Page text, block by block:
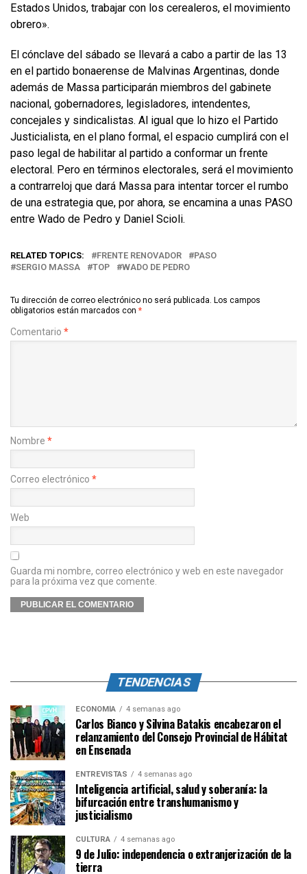
Estados Unidos, trabajar con los cerealeros, el movimiento
obrero».
El cónclave del sábado se llevará a cabo a partir de las 13
en el partido bonaerense de Malvinas Argentinas, donde
además de Massa participarán miembros del gabinete
nacional, gobernadores, legisladores, intendentes,
concejales y sindicalistas. Al igual que lo hizo el Partido
Justicialista, en el plano formal, el espacio cumplirá con el
paso legal de habilitar al partido a conformar un frente
electoral. Pero en términos electorales, será el movimiento
a contrarreloj que dará Massa para intentar torcer el rumbo
de una estrategia que, por ahora, se encamina a unas PASO
entre Wado de Pedro y Daniel Scioli.
RELATED TOPICS: FRENTE RENOVADOR
PASO
SERGIO MASSA
TOP WADO DE PEDRO
Tu dirección de correo electrónico no será publicada. Los campos
obligatorios están marcados con *
Comentario *
Nombre *
Correo electrónico *
Web
Guarda mi nombre, correo electrónico y web en este navegador
para la próxima vez que comente.
TENDENCIAS
ECONOMÍA 4 semanas ago
Carlos Bianco y Silvina Batakis encabezaron el
relanzamiento del Consejo Provincial de Hábitat
en Ensenada
ENTREVISTAS 4 semanas ago
Inteligencia artificial, salud y soberanía: la
bifurcación entre transhumanismo y
justicialismo
CULTURA 4 semanas ago
9 de Julio: independencia o extranjerización de la
tierra